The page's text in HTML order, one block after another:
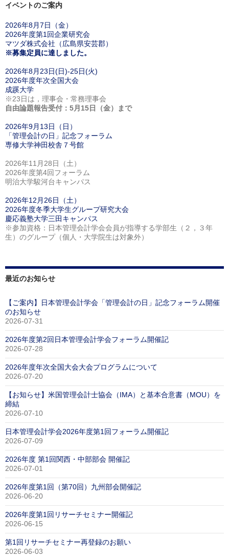
イベントのご案内
2026年8月7日（金）
2026年度第1回企業研究会
マツダ株式会社（広島県安芸郡）
※募集定員に達しました。
2026年8月23日(日)-25日(火)
2026年度年次全国大会
成蹊大学
※23日は，理事会・常務理事会
自由論題報告受付：5月15日（金）まで
2026年9月13日（日）
「管理会計の日」記念フォーラム
専修大学神田校舎７号館
2026年11月28日（土）
2026年度第4回フォーラム
明治大学駿河台キャンパス
2026年12月26日（土）
2026年度冬季大学生グループ研究大会
慶応義塾大学三田キャンパス
※参加資格：日本管理会計学会会員が指導する学部生（２，３年
生）のグループ（個人・大学院生は対象外）
最近のお知らせ
【ご案内】日本管理会計学会「管理会計の日」記念フォーラム開催
のお知らせ
2026-07-31
2026年度第2回日本管理会計学会フォーラム開催記
2026-07-28
2026年度年次全国大会大会プログラムについて
2026-07-20
【お知らせ】米国管理会計士協会（IMA）と基本合意書（MOU）を
締結
2026-07-10
日本管理会計学会2026年度第1回フォーラム開催記
2026-07-09
2026年度 第1回関西・中部部会 開催記
2026-07-01
2026年度第1回（第70回）九州部会開催記
2026-06-20
2026年度第1回リサーチセミナー開催記
2026-06-15
第1回リサーチセミナー再登録のお願い
2026-06-03